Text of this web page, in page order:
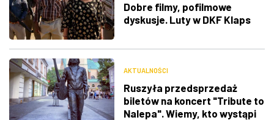
Dobre filmy, pofilmowe
dyskusje. Luty w DKF Klaps
AKTUALNOŚCI
Ruszyła przedsprzedaż
biletów na koncert "Tribute to
Nalepa". Wiemy, kto wystąpi